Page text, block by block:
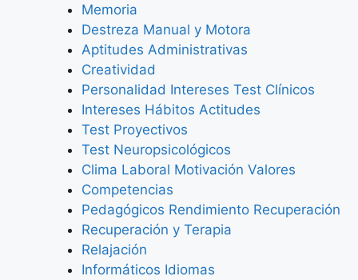
Memoria
Destreza Manual y Motora
Aptitudes Administrativas
Creatividad
Personalidad Intereses Test Clínicos
Intereses Hábitos Actitudes
Test Proyectivos
Test Neuropsicológicos
Clima Laboral Motivación Valores
Competencias
Pedagógicos Rendimiento Recuperación
Recuperación y Terapia
Relajación
Informáticos Idiomas